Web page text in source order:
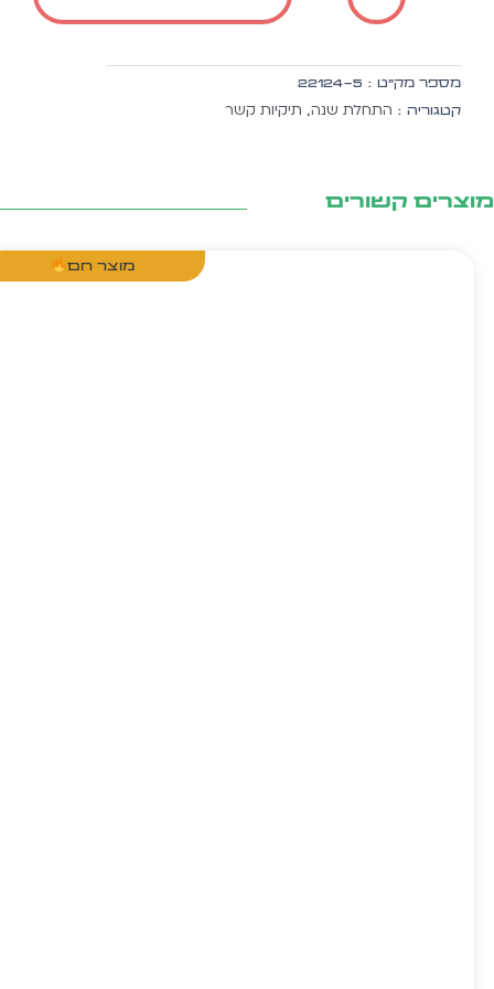
שיהיה
מתוק
הזרקת
מספר מק״ט :22124-5
קטגוריה : התחלת שנה,תיקיות קשר
קשורים
מוצר חם